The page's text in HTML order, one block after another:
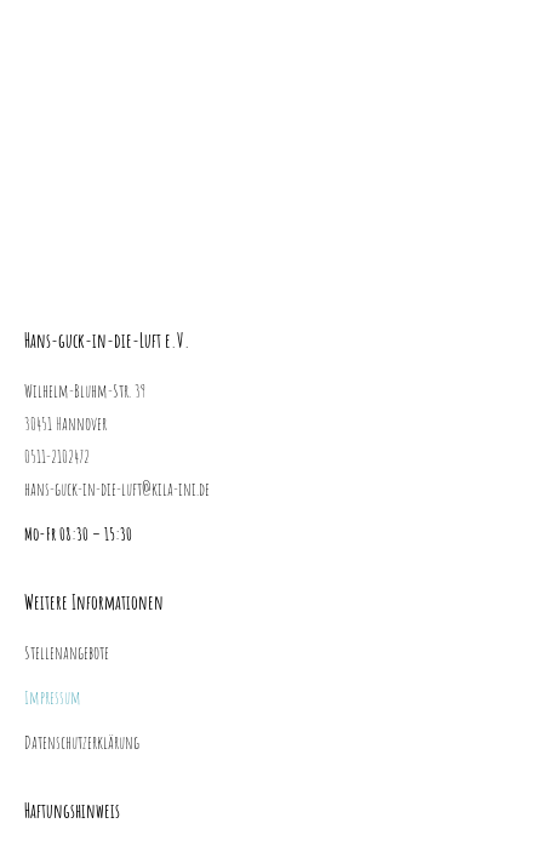
Hans-guck-in-die-Luft e.V.
Wilhelm-Bluhm-Str. 39
30451 Hannover
0511-2102472
hans-guck-in-die-luft@kila-ini.de
Mo-Fr 08:30 – 15:30
Weitere Informationen
Stellenangebote
Impressum
Datenschutzerklärung
Haftungshinweis